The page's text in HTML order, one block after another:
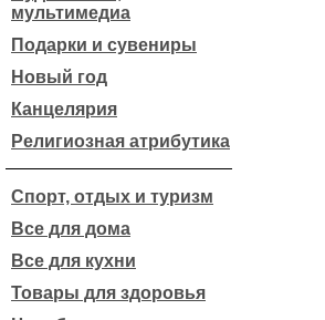
мультимедиа
Подарки и сувениры
Новый год
Канцелярия
Религиозная атрибутика
Спорт, отдых и туризм
Все для дома
Все для кухни
Товары для здоровья